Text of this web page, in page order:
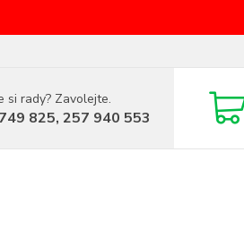
si rady? Zavolejte.
825, 257 940 553